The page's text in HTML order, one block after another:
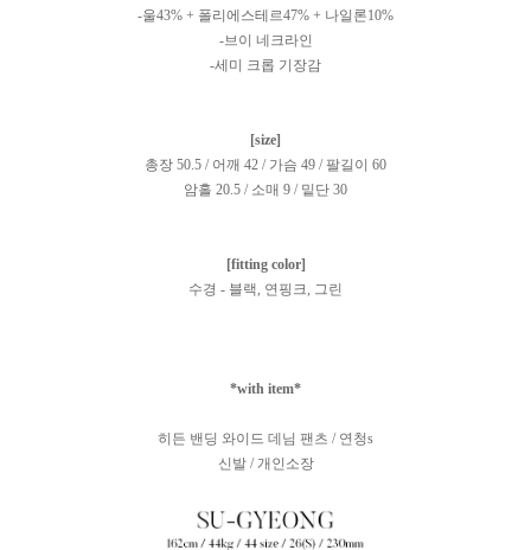
-울43% + 폴리에스테르47% + 나일론10%
-브이 네크라인
-세미 크롭 기장감
[size]
총장 50.5 / 어깨 42 / 가슴 49 / 팔길이 60
암홀 20.5 / 소매 9 / 밑단 30
[fitting color]
수경 - 블랙, 연핑크, 그린
*with item*
히든 밴딩 와이드 데님 팬츠 / 연청s
신발 / 개인소장